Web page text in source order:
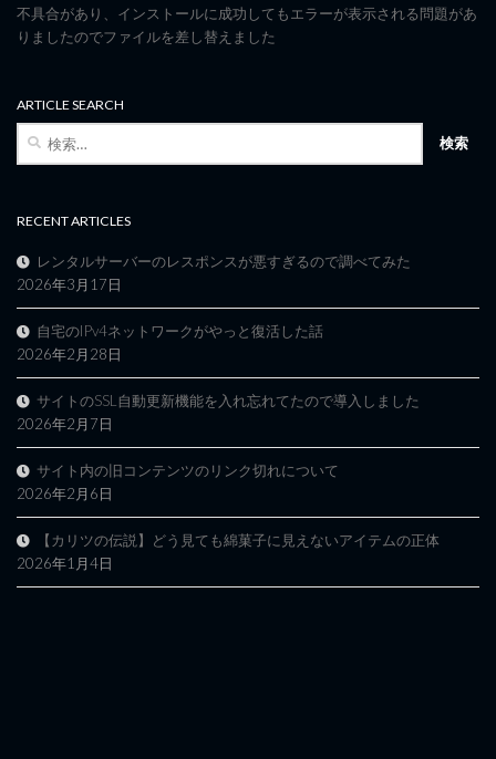
不具合があり、インストールに成功してもエラーが表示される問題があ
りましたのでファイルを差し替えました
ARTICLE SEARCH
RECENT ARTICLES
レンタルサーバーのレスポンスが悪すぎるので調べてみた
2026年3月17日
自宅のIPv4ネットワークがやっと復活した話
2026年2月28日
サイトのSSL自動更新機能を入れ忘れてたので導入しました
2026年2月7日
サイト内の旧コンテンツのリンク切れについて
2026年2月6日
【カリツの伝説】どう見ても綿菓子に見えないアイテムの正体
2026年1月4日